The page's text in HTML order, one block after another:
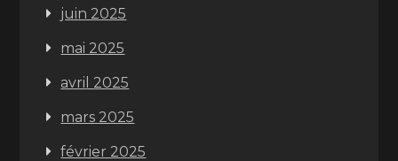
juin 2025
mai 2025
avril 2025
mars 2025
février 2025